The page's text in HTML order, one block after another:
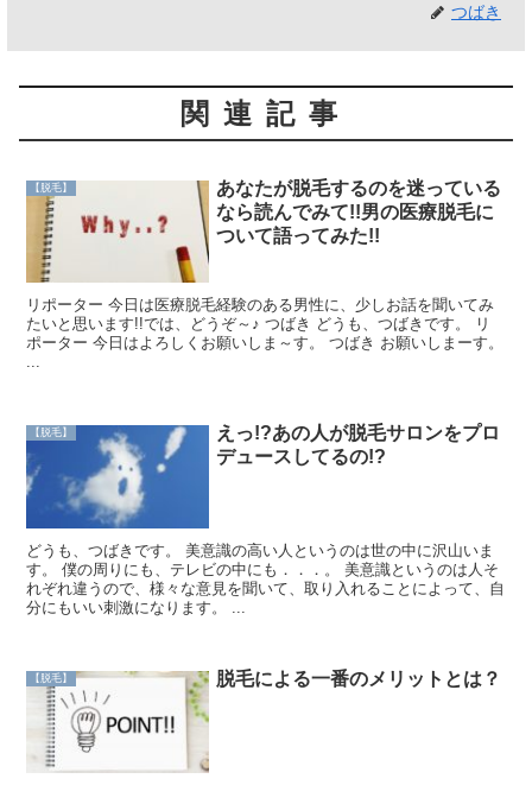
つばき
関連記事
【脱毛】
あなたが脱毛するのを迷っている
なら読んでみて!!男の医療脱毛に
ついて語ってみた!!
リポーター 今日は医療脱毛経験のある男性に、少しお話を聞いてみ
たいと思います!!では、どうぞ～♪ つばき どうも、つばきです。 リ
ポーター 今日はよろしくお願いしま～す。 つばき お願いしまーす。
...
【脱毛】
えっ!?あの人が脱毛サロンをプロ
デュースしてるの!?
どうも、つばきです。 美意識の高い人というのは世の中に沢山いま
す。 僕の周りにも、テレビの中にも．．．。 美意識というのは人そ
れぞれ違うので、様々な意見を聞いて、取り入れることによって、自
分にもいい刺激になります。 ...
【脱毛】 脱毛による一番のメリットとは？